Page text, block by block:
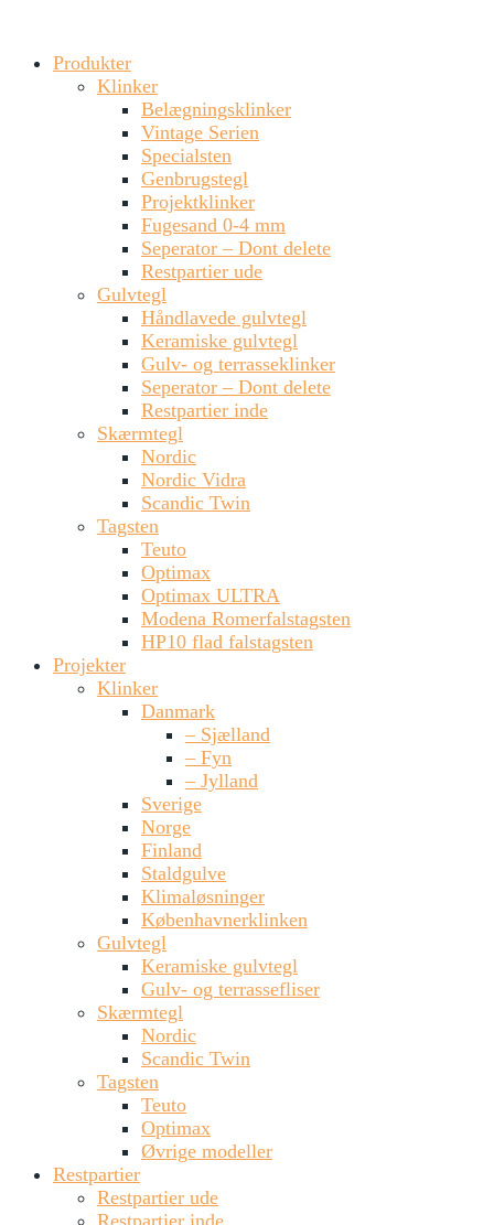
Produkter
Klinker
Belægningsklinker
Vintage Serien
Specialsten
Genbrugstegl
Projektklinker
Fugesand 0-4 mm
Seperator – Dont delete
Restpartier ude
Gulvtegl
Håndlavede gulvtegl
Keramiske gulvtegl
Gulv- og terrasseklinker
Seperator – Dont delete
Restpartier inde
Skærmtegl
Nordic
Nordic Vidra
Scandic Twin
Tagsten
Teuto
Optimax
Optimax ULTRA
Modena Romerfalstagsten
HP10 flad falstagsten
Projekter
Klinker
Danmark
– Sjælland
– Fyn
– Jylland
Sverige
Norge
Finland
Staldgulve
Klimaløsninger
Københavnerklinken
Gulvtegl
Keramiske gulvtegl
Gulv- og terrassefliser
Skærmtegl
Nordic
Scandic Twin
Tagsten
Teuto
Optimax
Øvrige modeller
Restpartier
Restpartier ude
Restpartier inde